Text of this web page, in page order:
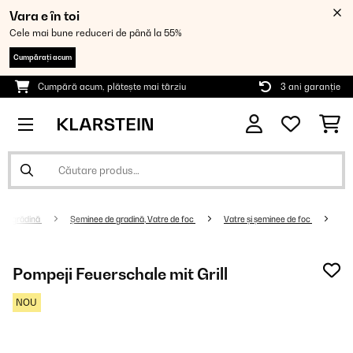
Vara e în toi
Cele mai bune reduceri de până la 55%
Cumpărați acum
Cumpără acum, plătește mai târziu 3 ani garanție
grădină Șeminee de gradină, Vatre de foc Vatre și șeminee de foc
Pompeji Feuerschale mit Grill
NOU